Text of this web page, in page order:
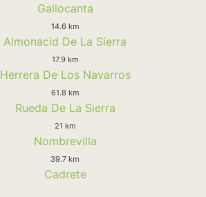
Gallocanta
14.6 km
Almonacid De La Sierra
17.9 km
Herrera De Los Navarros
61.8 km
Rueda De La Sierra
21 km
Nombrevilla
39.7 km
Cadrete